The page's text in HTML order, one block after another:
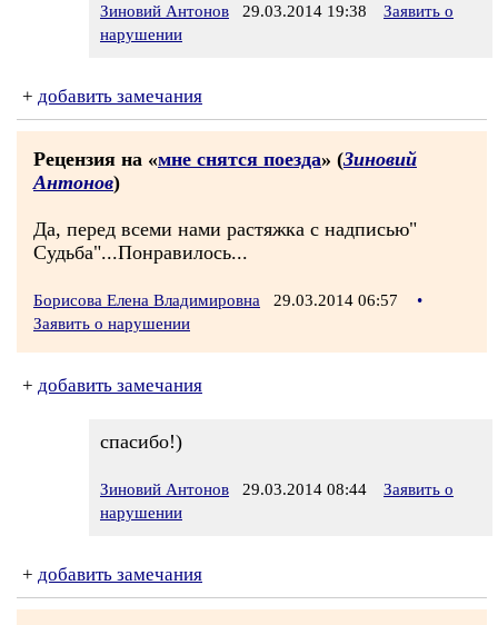
Зиновий Антонов 29.03.2014 19:38
Заявить о
нарушении
+ добавить замечания
Рецензия на «мне снятся поезда» (Зиновий
Антонов)
Да, перед всеми нами растяжка с надписью"
Судьба"...Понравилось...
Борисова Елена Владимировна 29.03.2014 06:57
•
Заявить о нарушении
+ добавить замечания
спасибо!)
Зиновий Антонов 29.03.2014 08:44
Заявить о
нарушении
+ добавить замечания